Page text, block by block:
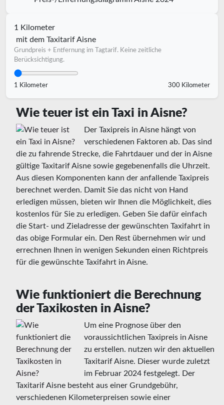
1 Kilometer
mit dem Taxitarif Aisne
Grundpreis + Entfernung im Tagtarif. Keine zeitliche
Berücksichtigung.
1 Kilometer 300 Kilometer
Wie teuer ist ein Taxi in Aisne?
Der Taxipreis in Aisne hängt von
verschiedenen Faktoren ab. Das sind
die zu fahrende Strecke, die Fahrtdauer und der in Aisne
gültige Taxitarif Aisne sowie gegebenenfalls die Uhrzeit.
Aus diesen Komponenten kann der anfallende Taxipreis
berechnet werden. Damit Sie das nicht von Hand
erledigen müssen, bieten wir Ihnen die Möglichkeit, dies
kostenlos für Sie zu erledigen. Geben Sie dafür einfach
die Start- und Zieladresse der gewünschten Taxifahrt in
das obige Formular ein. Den Rest übernehmen wir und
errechnen Ihnen in wenigen Sekunden einen Richtpreis
für die gewünschte Taxifahrt in Aisne.
Wie funktioniert die Berechnung
der Taxikosten in Aisne?
Um eine Prognose über den
voraussichtlichen Taxipreis in Aisne
zu erstellen. nutzen wir den aktuellen
Taxitarif Aisne. Dieser wurde zuletzt
im Februar 2024 festgelegt. Der
Taxitarif Aisne besteht aus einer Grundgebühr,
verschiedenen Kilometerpreisen sowie einer